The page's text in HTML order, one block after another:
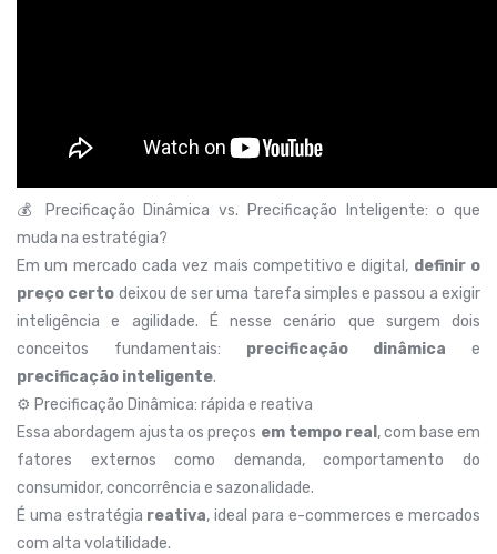
💰 Precificação Dinâmica vs. Precificação Inteligente: o que
muda na estratégia?
Em um mercado cada vez mais competitivo e digital, definir o
preço certo deixou de ser uma tarefa simples e passou a exigir
inteligência e agilidade. É nesse cenário que surgem dois
conceitos fundamentais: precificação dinâmica e
precificação inteligente.
⚙️ Precificação Dinâmica: rápida e reativa
Essa abordagem ajusta os preços em tempo real , com base em
fatores externos como demanda, comportamento do
consumidor, concorrência e sazonalidade.
É uma estratégia reativa, ideal para e-commerces e mercados
com alta volatilidade.